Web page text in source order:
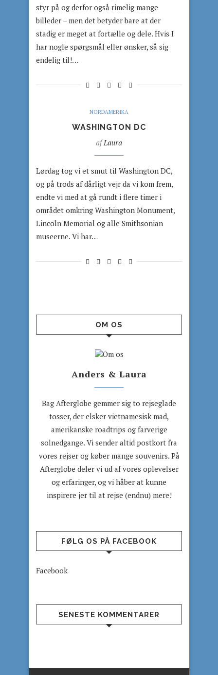
styr på og derfor også rimelig mange
billeder – men det betyder bare at der
stadig er meget at fortælle og dele. Hvis I
har nogle spørgsmål eller ønsker, så sig
endelig til!…
NORDAMERIKA
WASHINGTON DC
afLaura
Lørdag tog vi et smut til Washington DC,
og på trods af dårligt vejr da vi kom frem,
endte vi med at gå rundt i flere timer i
området omkring Washington Monument,
Lincoln Memorial og alle Smithsonian
museerne. Vi har…
OM OS
Anders & Laura
Bag Afterglobe gemmer sig to rejseglade
tosser, der elsker vietnamesisk mad,
amerikanske roadtrips og farverige
solnedgange. Vi sender altid postkort fra
vores rejser og køber mange souvenirs. På
Afterglobe deler vi ud af vores oplevelser
og erfaringer, og vi håber at kunne
inspirere jer til at rejse (endnu) mere!
FØLG OS PÅ FACEBOOK
Facebook
SENESTE KOMMENTARER